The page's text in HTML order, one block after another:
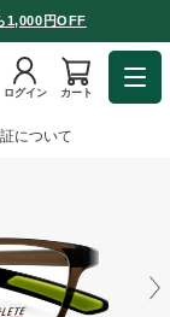
1,000円OFF
ログイン カート
について